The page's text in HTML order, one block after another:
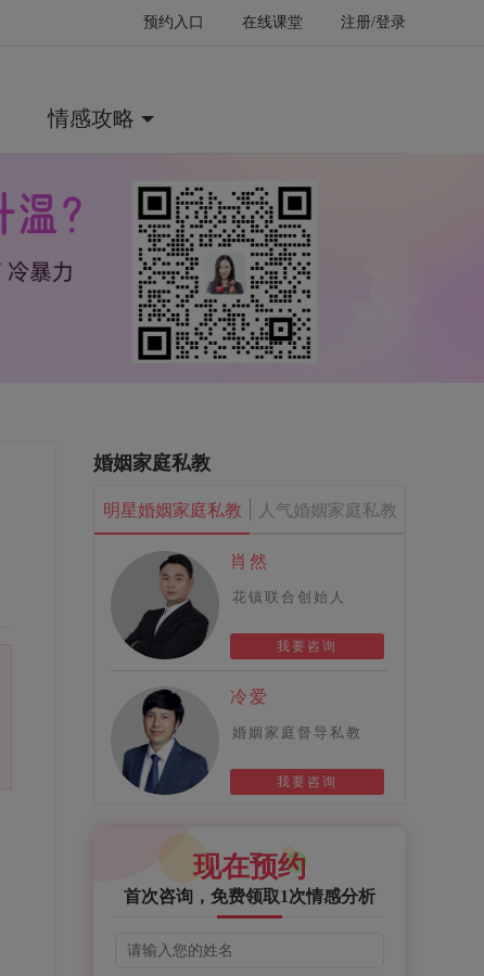
预约入口 在线课堂 注册/登录
情感攻略
婚姻家庭私教
明星婚姻家庭私教 人气婚姻家庭私教
肖然
花镇联合创始人
我要咨询
冷爱
婚姻家庭督导私教
我要咨询
现在预约
首次咨询，免费领取1次情感分析